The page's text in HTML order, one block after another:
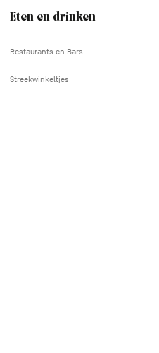
Eten en drinken
Restaurants en Bars
Streekwinkeltjes